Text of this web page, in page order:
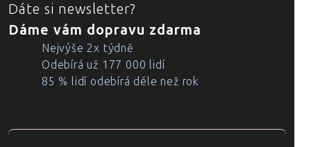
Dáte si newsletter?
Dáme vám dopravu zdarma
Nejvýše 2x týdně
Odebírá už 177 000 lidí
85 % lidí odebírá déle než rok